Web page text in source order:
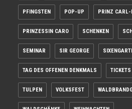
PFINGSTEN POP-UP PRINZ CARL-
PRINZESSIN CARO SCHENKEN
SEMINAR SIR GEORGE
TAG DES OFFENEN DENKMALS TICKETS
TULPEN VOLKSFEST